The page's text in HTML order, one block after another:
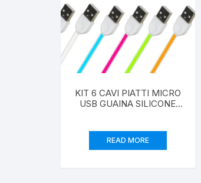
KIT 6 CAVI PIATTI MICRO
USB GUAINA SILICONE
VERDE, ARANCIONE
READ MORE